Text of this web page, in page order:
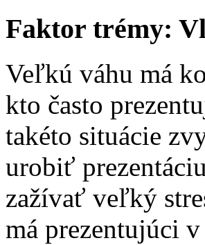
Faktor trémy:
Veľkú váhu má
kto často
takéto situácie
urobiť
zažívať veľký
má prezentujúci